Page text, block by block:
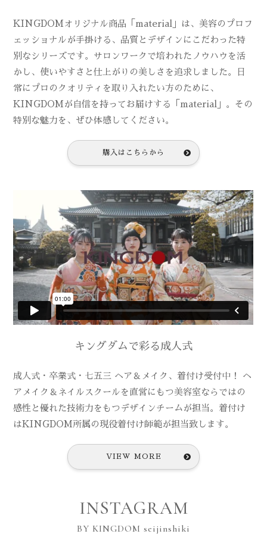
KINGDOMオリジナル商品「material」は、美容のプロフ
ェッショナルが手掛ける、品質とデザインにこだわった特
別なシリーズです。サロンワークで培われたノウハウを活
かし、使いやすさと仕上がりの美しさを追求しました。日
常にプロのクオリティを取り入れたい方のために、
KINGDOMが自信を持ってお届けする「material」。その
特別な魅力を、ぜひ体感してください。
購入はこちらから
キングダムで彩る成人式
成人式・卒業式・七五三 ヘア＆メイク、着付け受付中！ ヘ
アメイク＆ネイルスクールを直営にもつ美容室ならではの
感性と優れた技術力をもつデザインチームが担当。着付け
はKINGDOM所属の現役着付け師範が担当致します。
VIEW MORE
INSTAGRAM
BY KINGDOM seijinshiki